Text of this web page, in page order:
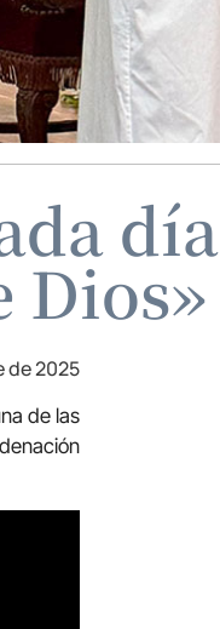
día
Dios»
de 2025
de las